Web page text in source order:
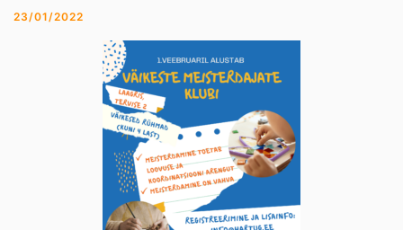
23/01/2022